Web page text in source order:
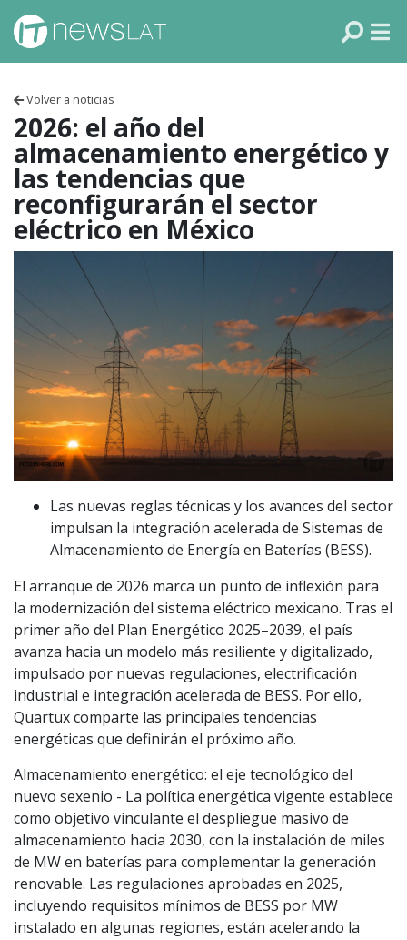
Skip to content
Volver a noticias
2026: el año del
almacenamiento energético y
las tendencias que
reconfigurarán el sector
eléctrico en México
Las nuevas reglas técnicas y los avances del sector
impulsan la integración acelerada de Sistemas de
Almacenamiento de Energía en Baterías (BESS).
El arranque de 2026 marca un punto de inflexión para
la modernización del sistema eléctrico mexicano. Tras el
primer año del Plan Energético 2025–2039, el país
avanza hacia un modelo más resiliente y digitalizado,
impulsado por nuevas regulaciones, electrificación
industrial e integración acelerada de BESS. Por ello,
Quartux comparte las principales tendencias
energéticas que definirán el próximo año.
Almacenamiento energético: el eje tecnológico del
nuevo sexenio - La política energética vigente establece
como objetivo vinculante el despliegue masivo de
almacenamiento hacia 2030, con la instalación de miles
de MW en baterías para complementar la generación
renovable. Las regulaciones aprobadas en 2025,
incluyendo requisitos mínimos de BESS por MW
instalado en algunas regiones, están acelerando la
VENEZUELA
ECUADOR
PERÚ
CHILE
MÉXICO